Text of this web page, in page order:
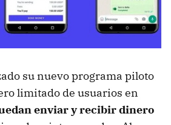
su nuevo programa piloto
limitado de usuarios en
enviar y recibir dinero